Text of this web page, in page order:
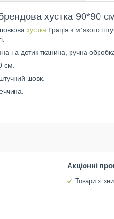
хустка 90*90
хустка Грація з м`якого
на дотик тканина, ручна
см.
шовк.
Акціонні
Товари зі